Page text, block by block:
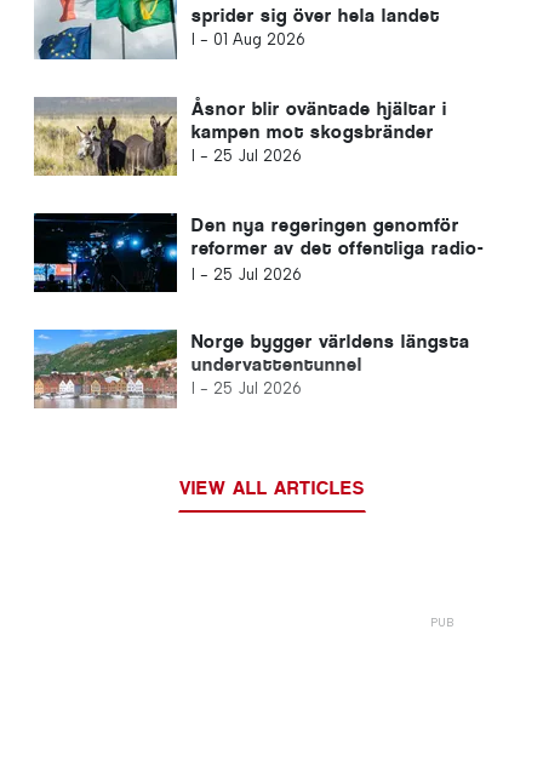
sprider sig över hela landet
I - 01 Aug 2026
Åsnor blir oväntade hjältar i
kampen mot skogsbränder
I - 25 Jul 2026
Den nya regeringen genomför
reformer av det offentliga radio-
och tv-systemet
I - 25 Jul 2026
Norge bygger världens längsta
undervattentunnel
I - 25 Jul 2026
VIEW ALL ARTICLES